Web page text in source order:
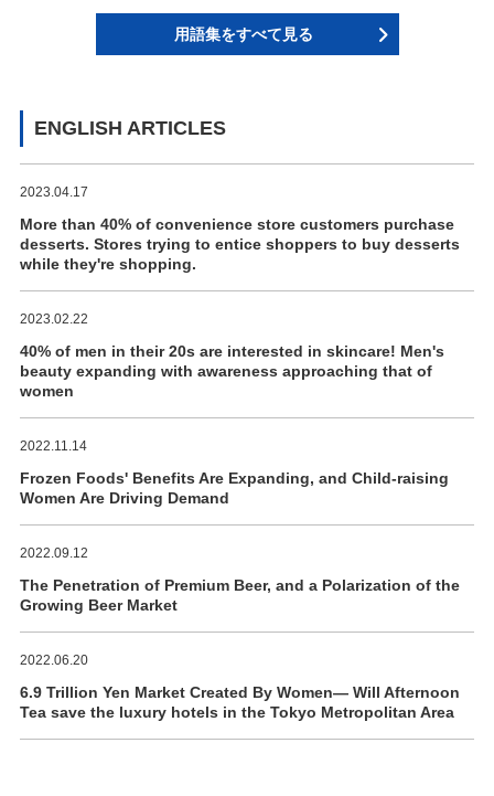
用語集をすべて見る
ENGLISH ARTICLES
2023.04.17
More than 40% of convenience store customers purchase
desserts. Stores trying to entice shoppers to buy desserts
while they're shopping.
2023.02.22
40% of men in their 20s are interested in skincare! Men's
beauty expanding with awareness approaching that of
women
2022.11.14
Frozen Foods' Benefits Are Expanding, and Child-raising
Women Are Driving Demand
2022.09.12
The Penetration of Premium Beer, and a Polarization of the
Growing Beer Market
2022.06.20
6.9 Trillion Yen Market Created By Women― Will Afternoon
Tea save the luxury hotels in the Tokyo Metropolitan Area